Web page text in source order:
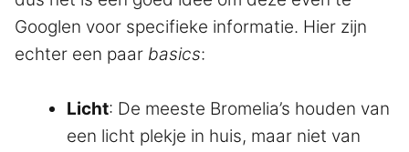
Googlen voor specifieke informatie. Hier zijn
echter een paar basics:
Licht: De meeste Bromelia’s houden van
een licht plekje in huis, maar niet van